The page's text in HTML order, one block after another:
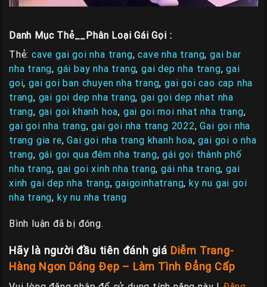
Danh Mục Thẻ__Phân Loại Gái Gọi :
Thẻ: cave gai goi nha trang,cave nha trang,gai bar
nha trang, gái bay nha trang,gai dep nha trang,gai
goi,gai goi ban chuyen nha trang,gai goi cao cap nha
trang, gai goi dep nha trang,gai goi dep nhat nha
trang, gai goi khanh hoa, gai goi moi nhat nha trang,
gai goi nha trang,gai goi nha trang 2022,Gai goi nha
trang gia re,Gai goi nha trang khanh hoa,gai goi o nha
trang, gái gọi qua đêm nha trang,gái gọi thành phố
nha trang, gai goi xinh nha trang,gái nha trang,gai
xinh gai dep nha trang,gaigoinhatrang,ky nu gai goi
nha trang, ky nu nha trang
Bình luận đã bị đóng.
Hãy là người đầu tiên đánh giá Diễm Trang-
Hàng Ngon Dáng Đẹp – Làm Tình Đẳng Cấp